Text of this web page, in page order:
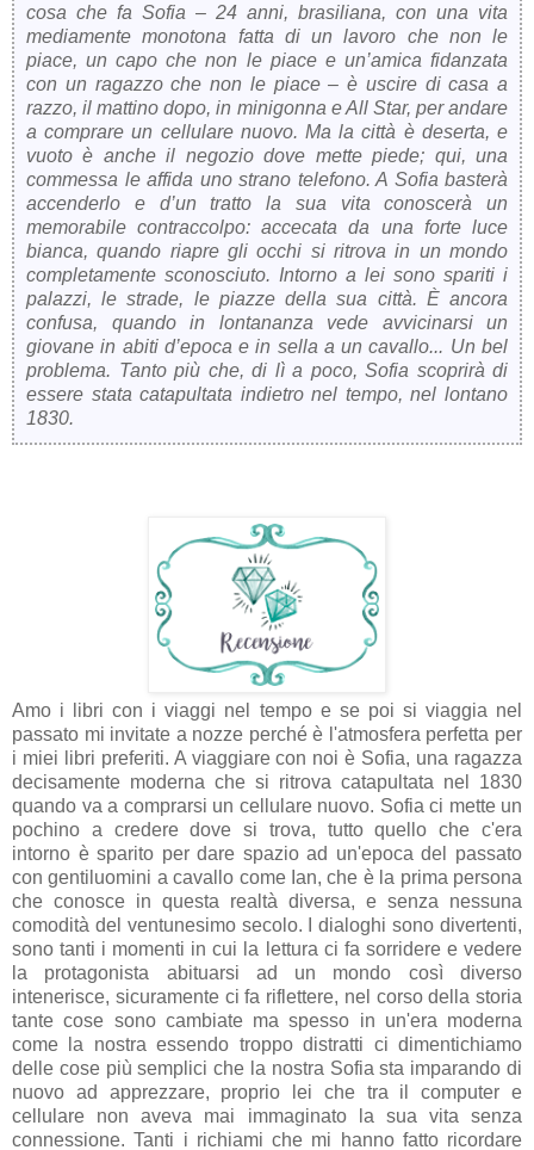
cosa che fa Sofia – 24 anni, brasiliana, con una vita
mediamente monotona fatta di un lavoro che non le
piace, un capo che non le piace e un’amica fidanzata
con un ragazzo che non le piace – è uscire di casa a
razzo, il mattino dopo, in minigonna e All Star, per andare
a comprare un cellulare nuovo. Ma la città è deserta, e
vuoto è anche il negozio dove mette piede; qui, una
commessa le affida uno strano telefono. A Sofia basterà
accenderlo e d’un tratto la sua vita conoscerà un
memorabile contraccolpo: accecata da una forte luce
bianca, quando riapre gli occhi si ritrova in un mondo
completamente sconosciuto. Intorno a lei sono spariti i
palazzi, le strade, le piazze della sua città. È ancora
confusa, quando in lontananza vede avvicinarsi un
giovane in abiti d’epoca e in sella a un cavallo... Un bel
problema. Tanto più che, di lì a poco, Sofia scoprirà di
essere stata catapultata indietro nel tempo, nel lontano
1830.
Amo i libri con i viaggi nel tempo e se poi si viaggia nel
passato mi invitate a nozze perché è l'atmosfera perfetta per
i miei libri preferiti. A viaggiare con noi è Sofia, una ragazza
decisamente moderna che si ritrova catapultata nel 1830
quando va a comprarsi un cellulare nuovo. Sofia ci mette un
pochino a credere dove si trova, tutto quello che c'era
intorno è sparito per dare spazio ad un'epoca del passato
con gentiluomini a cavallo come Ian, che è la prima persona
che conosce in questa realtà diversa, e senza nessuna
comodità del ventunesimo secolo. I dialoghi sono divertenti,
sono tanti i momenti in cui la lettura ci fa sorridere e vedere
la protagonista abituarsi ad un mondo così diverso
intenerisce, sicuramente ci fa riflettere, nel corso della storia
tante cose sono cambiate ma spesso in un'era moderna
come la nostra essendo troppo distratti ci dimentichiamo
delle cose più semplici che la nostra Sofia sta imparando di
nuovo ad apprezzare, proprio lei che tra il computer e
cellulare non aveva mai immaginato la sua vita senza
connessione. Tanti i richiami che mi hanno fatto ricordare